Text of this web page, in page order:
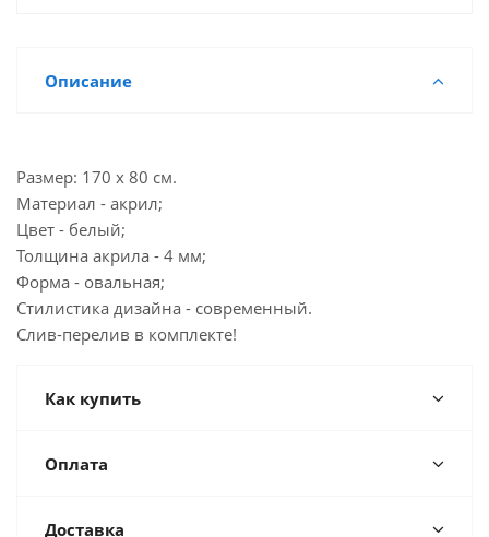
Описание
Размер: 170 х 80 см.
Материал - акрил;
Цвет - белый;
Толщина акрила - 4 мм;
Форма - овальная;
Стилистика дизайна - современный.
Слив-перелив в комплекте!
Как купить
Оплата
Доставка